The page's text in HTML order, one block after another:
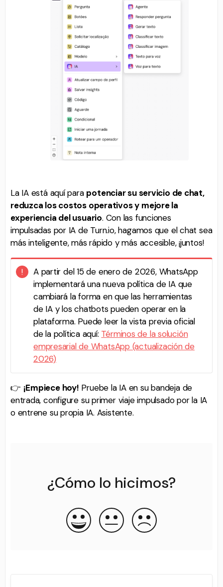
La IA está aquí para potenciar su servicio de chat,
reduzca los costos operativos y mejore la
experiencia del usuario. Con las funciones
impulsadas por IA de Turn.io, hagamos que el chat sea
más inteligente, más rápido y más accesible, ¡juntos!
A partir del 15 de enero de 2026, WhatsApp
implementará una nueva política de IA que
cambiará la forma en que las herramientas
de IA y los chatbots pueden operar en la
plataforma. Puede leer la vista previa oficial
de la política aquí: Términos de la solución
empresarial de WhatsApp (actualización de
2026)
👉 ¡Empiece hoy! Pruebe la IA en su bandeja de
entrada, configure su primer viaje impulsado por la IA
o entrene su propia IA. Asistente.
¿Cómo lo hicimos?